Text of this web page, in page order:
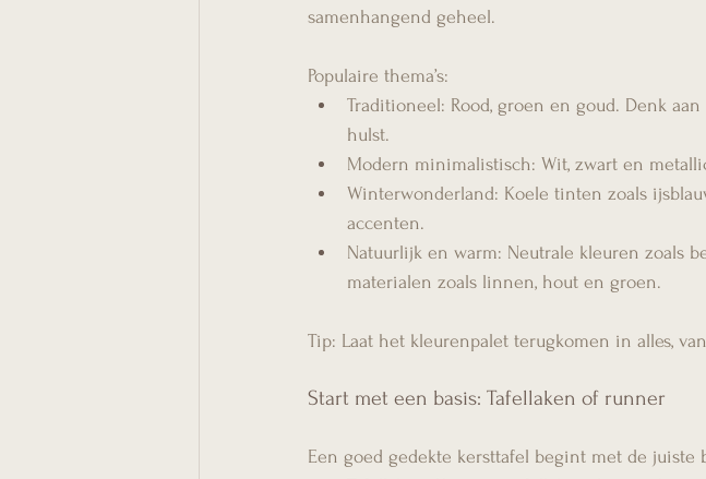
samenhangend geheel.
Populaire thema’s:
Traditioneel: Rood, groen en goud. Denk
hulst.
Modern minimalistisch: Wit, zwart en
Winterwonderland: Koele tinten zoals
accenten.
Natuurlijk en warm: Neutrale kleuren zoals
materialen zoals linnen, hout en groen.
Tip: Laat het kleurenpalet terugkomen in alles,
Start met een basis: Tafellaken of runner
Een goed gedekte kersttafel begint met de juiste